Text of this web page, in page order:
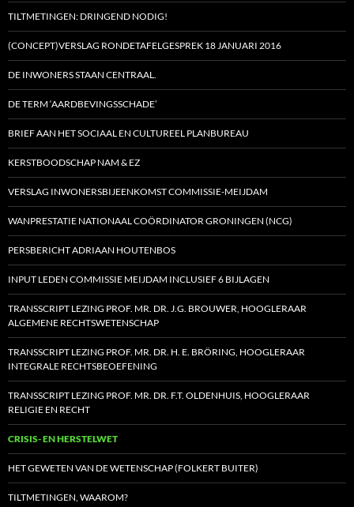
TILTMETINGEN: DRINGEND NODIG!
(CONCEPT)VERSLAG RONDETAFELGESPREK 18 JANUARI 2016
DE INWONERS STAAN CENTRAAL.
DE TERM ‘AARDBEVINGSSCHADE’
BRIEF AAN HET SOCIAAL EN CULTUREEL PLANBUREAU
KERSTBOODSCHAP NAM & EZ
VERSLAG INWONERSBIJEENKOMST COMMISSIE-MEIJDAM
WANPRESTATIE NATIONAAL COÖRDINATOR GRONINGEN (NCG)
PERSBERICHT ADRIAAN HOUTENBOS
INPUT LEDEN COMMISSIE MEIJDAM INCLUSIEF 6 BIJLAGEN
TRANSSCRIPT LEZING PROF. MR. DR. J.G. BROUWER, HOOGLERAAR
ALGEMENE RECHTSWETENSCHAP
TRANSSCRIPT LEZING PROF. MR. DR. H. E. BRÖRING, HOOGLERAAR
INTEGRALE RECHTSBEOEFENING
TRANSSCRIPT LEZING PROF. MR. DR. F.T. OLDENHUIS, HOOGLERAAR
RELIGIE EN RECHT
CRISIS- EN HERSTELWET
HET GEWETEN VAN DE WETENSCHAP (FOLKERT BUITER)
TILTMETINGEN, WAAROM?